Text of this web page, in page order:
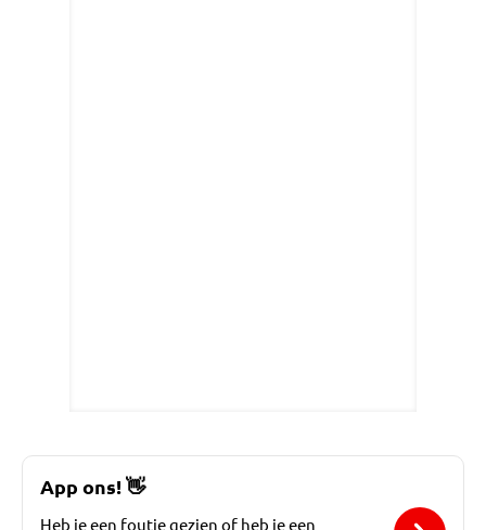
App ons!👋
Heb je een foutje gezien of heb je een